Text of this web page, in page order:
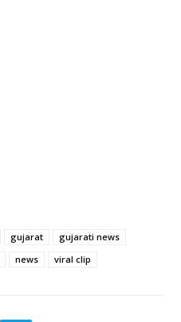
gujarat
gujarati news
news viral clip